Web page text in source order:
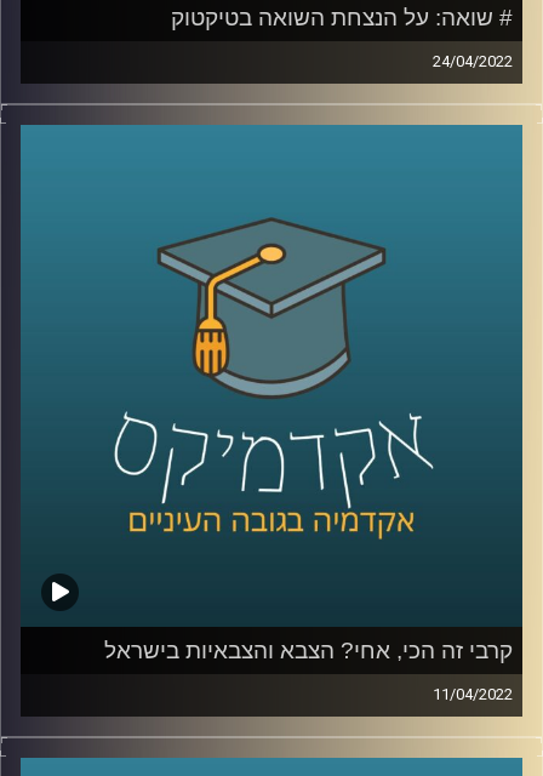
# שואה: על הנצחת השואה בטיקטוק
24/04/2022
סרטונים בטיקטוק בהם נערות מחופשות לקורבנות שואה או
תמונות זוועה ממחנות ריכוז והשמדה המלוות בשיר פופ קיצבי
הספר סמי עופר לתקשורת באוניברסיטת רייכמן ובמחלקה
לתקשורת באוניברסיטה העברית.
אז איך מנציחים את השואה בטיקטוק ולמה זה לא בהכרח דבר
שלילי להשתמש בפלטפורמה הזאת להנצחת השואה. האזינו
לשיחה שקיימתי עם תום דיבון.
קרדיט תמונות:
AudioVersity
קרבי זה הכי, אחי? הצבא והצבאיות בישראל
11/04/2022
האם עדיין "קרבי זה הכי אחי" או שמא "הטובים לסייבר? וגם,
מה העתיד של מודל צבא העם?